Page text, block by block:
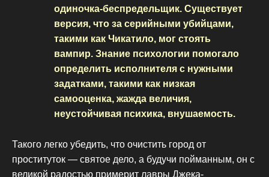
одиночка-беспредельщик. Существует
версия, что за серийными убийцами,
такими как Чикатило, мог стоять
вампир. Знание психологии помогало
определить исполнителя с нужными
задатками, такими как низкая
самооценка, жажда величия,
неустойчивая психика, внушаемость.
Такого легко убедить, что очистить город от
проституток — святое дело, а будучи пойманным, он с
великой радостью примерит лавры Джека-